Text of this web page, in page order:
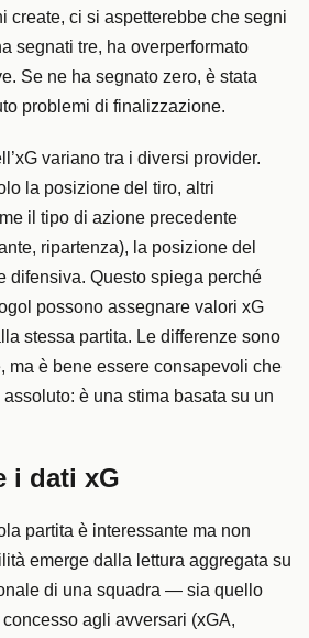
create, ci si aspetterebbe che segni
segnati tre, ha overperformato
Se ne ha segnato zero, è stata
problemi di finalizzazione.
variano tra i diversi provider.
la posizione del tiro, altri
il tipo di azione precedente
ripartenza), la posizione del
difensiva. Questo spiega perché
possono assegnare valori xG
stessa partita. Le differenze sono
ma è bene essere consapevoli che
assoluto: è una stima basata su un
i dati xG
partita è interessante ma non
emerge dalla lettura aggregata su
di una squadra — sia quello
agli avversari (xGA,